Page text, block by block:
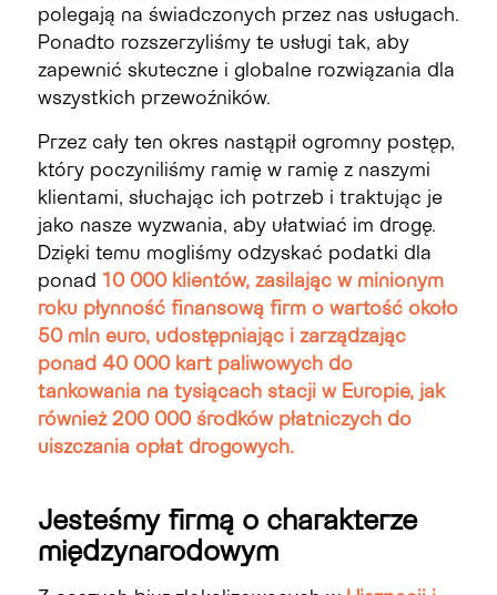
polegają na świadczonych przez nas usługach.
Ponadto rozszerzyliśmy te usługi tak, aby
zapewnić skuteczne i globalne rozwiązania dla
wszystkich przewoźników.
Przez cały ten okres nastąpił ogromny postęp,
który poczyniliśmy ramię w ramię z naszymi
klientami, słuchając ich potrzeb i traktując je
jako nasze wyzwania, aby ułatwiać im drogę.
Dzięki temu mogliśmy odzyskać podatki dla
ponad 10 000 klientów, zasilając w minionym
roku płynność finansową firm o wartość około
50 mln euro, udostępniając i zarządzając
ponad 40 000 kart paliwowych do
tankowania na tysiącach stacji w Europie, jak
również 200 000 środków płatniczych do
uiszczania opłat drogowych.
Jesteśmy firmą o charakterze
międzynarodowym